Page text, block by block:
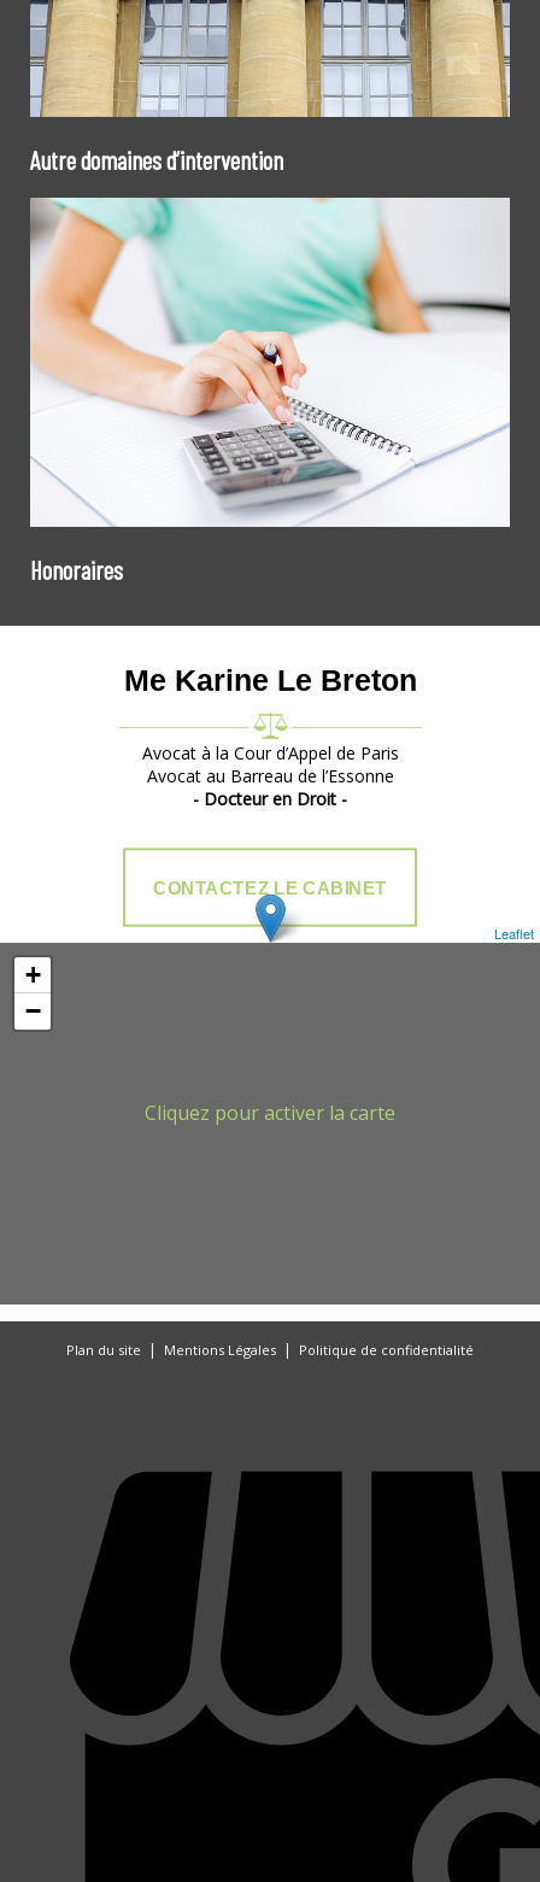
Autre domaines d’intervention
Honoraires
Me Karine Le Breton
Avocat à la Cour d’Appel de Paris
Avocat au Barreau de l’Essonne
- Docteur en Droit -
CONTACTEZ LE CABINET
Cliquez pour activer la carte
+
−
Leaflet
Plan du site | Mentions Légales | Politique de confidentialité